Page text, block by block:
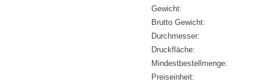
Gewicht:
Brutto Gewicht:
Durchmesser:
Druckfläche:
Mindestbestellmenge:
Preiseinheit: